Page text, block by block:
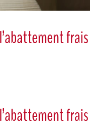
frais
frais